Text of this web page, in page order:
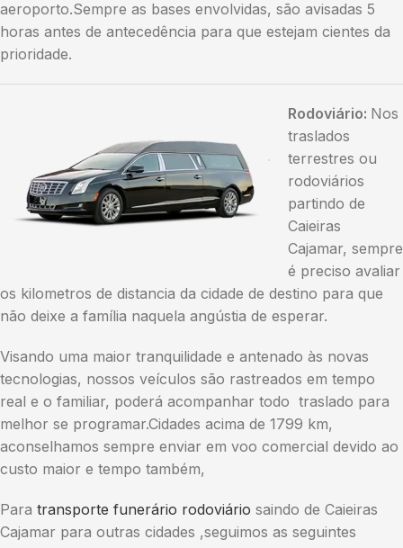
aeroporto.Sempre as bases envolvidas, são avisadas 5
horas antes de antecedência para que estejam cientes da
prioridade.
Rodoviário: Nos
traslados
terrestres ou
rodoviários
partindo de
Caieiras
Cajamar, sempre
é preciso avaliar
os kilometros de distancia da cidade de destino para que
não deixe a família naquela angústia de esperar.
Visando uma maior tranquilidade e antenado às novas
tecnologias, nossos veículos são rastreados em tempo
real e o familiar, poderá acompanhar todo traslado para
melhor se programar.Cidades acima de 1799 km,
aconselhamos sempre enviar em voo comercial devido ao
custo maior e tempo também,
Para transporte funerário rodoviário saindo de Caieiras
Cajamar para outras cidades ,seguimos as seguintes